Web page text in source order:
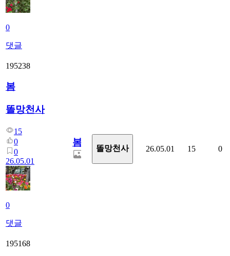
0
댓글
195238
봄
똘망천사
15
0
0
26.05.01
0
댓글
봄
똘망천사 26.05.01 15 0
195168